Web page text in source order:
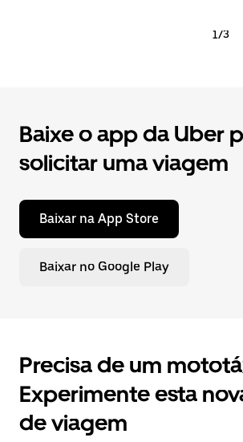
1/3
Baixe o app da Uber
solicitar uma viagem
Baixar na App Store
Baixar no Google Play
Precisa de um
Experimente esta
de viagem